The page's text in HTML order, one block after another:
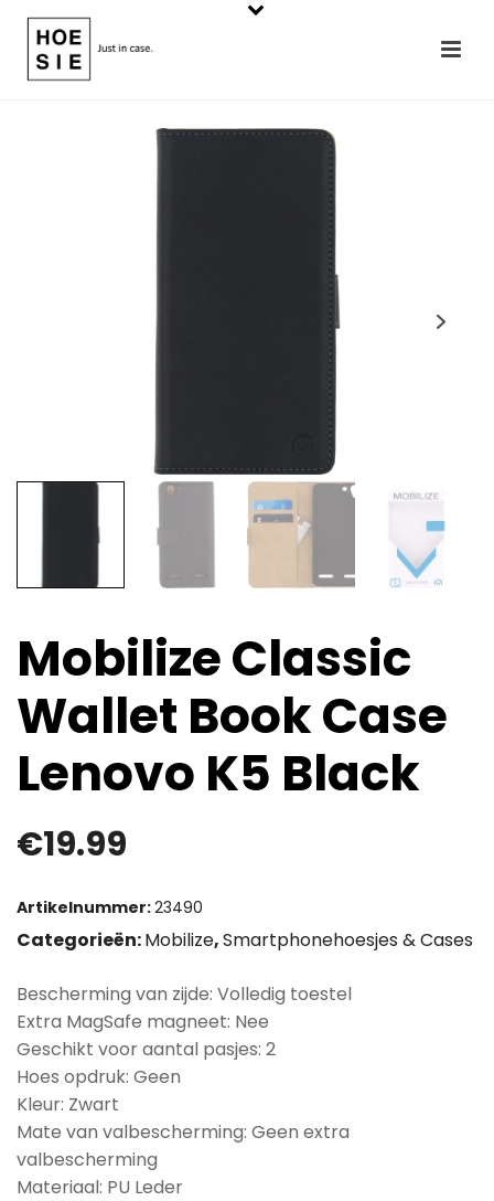
Mobilize Classic
Wallet Book Case
Lenovo K5 Black
€19.99
Artikelnummer:23490
Categorieën:Mobilize,Smartphonehoesjes & Cases
Bescherming van zijde: Volledig toestel
Extra MagSafe magneet: Nee
Geschikt voor aantal pasjes: 2
Hoes opdruk: Geen
Kleur: Zwart
Mate van valbescherming: Geen extra
valbescherming
Materiaal: PU Leder